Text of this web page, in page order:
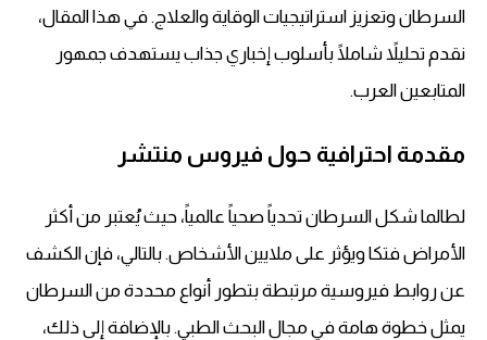
السرطان وتعزيز استراتيجيات الوقاية والعلاج. في هذا المقال،
نقدم تحليلاً شاملًا بأسلوب إخباري جذاب يستهدف جمهور
المتابعين العرب.
مقدمة احترافية حول فيروس منتشر
لطالما شكل السرطان تحدياً صحياً عالمياً، حيث يُعتبر من أكثر
الأمراض فتكا ويؤثر على ملايين الأشخاص. بالتالي، فإن الكشف
عن روابط فيروسية مرتبطة بتطور أنواع محددة من السرطان
يمثل خطوة هامة في مجال البحث الطبي. بالإضافة إلى ذلك،